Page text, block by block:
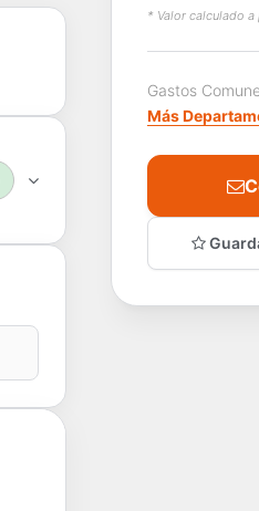
* Valor calculado
Gastos
Más